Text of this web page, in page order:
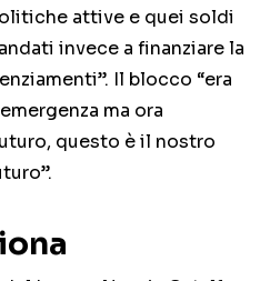
attive e quei soldi
invece a finanziare la
Il blocco “era
ma ora
questo è il nostro